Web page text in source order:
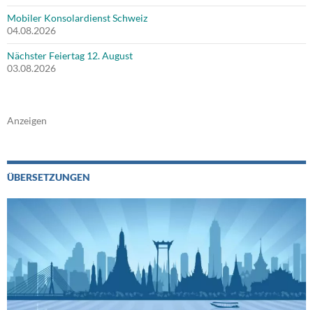
Mobiler Konsolardienst Schweiz
04.08.2026
Nächster Feiertag 12. August
03.08.2026
Anzeigen
ÜBERSETZUNGEN